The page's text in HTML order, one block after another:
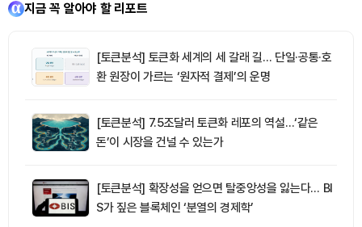
지금 꼭 알아야 할 리포트
[토큰분석] 토큰화 세계의 세 갈래 길… 단일·공통·호
환 원장이 가르는 ‘원자적 결제’의 운명
[토큰분석] 7.5조달러 토큰화 레포의 역설…‘같은
돈’이 시장을 건널 수 있는가
[토큰분석] 확장성을 얻으면 탈중앙성을 잃는다… BI
S가 짚은 블록체인 ‘분열의 경제학’